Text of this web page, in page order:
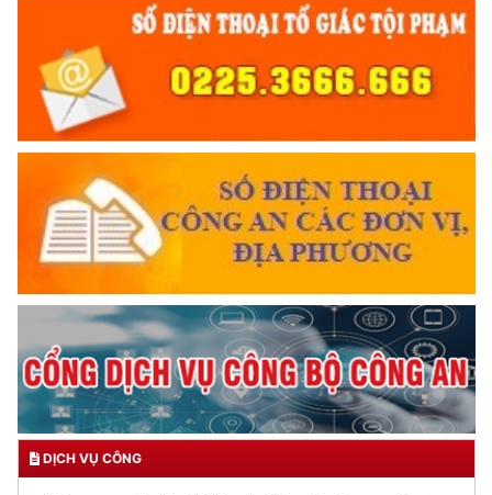
DỊCH VỤ CÔNG